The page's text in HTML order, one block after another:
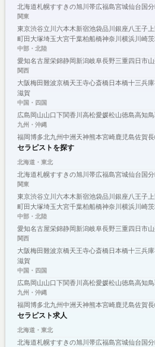
北海道札幌すすきの旭川帯広福島宮城仙台国
関東
東京渋谷立川六本木新宿池袋品川銀座 八王子
町田大塚埼玉大宮千葉柏船橋神奈川横浜川崎
中部・北陸
愛知名古屋栄錦静岡新潟岐阜長野三重四日市
関西
大阪梅田難波京橋天王寺心斎橋日本橋十三兵庫
滋賀
中国・四国
広島岡山山口下関香川高松愛媛松山徳島高知
九州・沖縄
福岡博多北九州中洲天神熊本宮崎鹿児島佐賀
セラピストを探す
北海道・東北
北海道札幌すすきの旭川帯広福島宮城仙台国
関東
東京渋谷立川六本木新宿池袋品川銀座 八王子
町田大塚埼玉大宮千葉柏船橋神奈川横浜川崎
中部・北陸
愛知名古屋栄錦静岡新潟岐阜長野三重四日市
関西
大阪梅田難波京橋天王寺心斎橋日本橋十三兵庫
滋賀
中国・四国
広島岡山山口下関香川高松愛媛松山徳島高知
九州・沖縄
福岡博多北九州中洲天神熊本宮崎鹿児島佐賀
セラピスト求人
北海道・東北
北海道札幌すすきの旭川帯広福島宮城仙台国